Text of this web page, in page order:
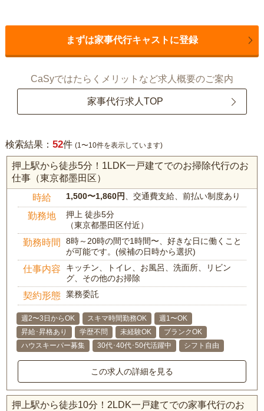
まずは家事代行キャストに登録
CaSyではたらくメリットなど求人概要のご案内
家事代行求人TOP
検索結果： 52件 (1〜10件を表示しています)
押上駅から徒歩5分！1LDK一戸建てでのお掃除代行のお
仕事（東京都墨田区）
時給 1,500〜1,860円 、交通費支給、前払い制度あり
勤務地
押上 徒歩5分
（東京都墨田区付近）
勤務時間
8時～20時の間で1時間〜、好きな日に働くこと
が可能です。(候補の日時から選択)
仕事内容
キッチン、トイレ、お風呂、洗面所、リビン
グ、その他のお掃除
契約形態 業務委託
週2〜3日からOK スキマ時間勤務OK
週1〜OK
昇給･昇格あり
学歴不問 未経験OK
ブランクOK
ハウスキーパー募集
30代･40代･50代活躍中 シフト自由
この求人の詳細を見る
押上駅から徒歩10分！2LDK一戸建てでの家事代行のお